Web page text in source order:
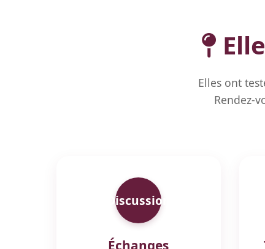
Elles ont
Rendez-
Discussion
Échanges